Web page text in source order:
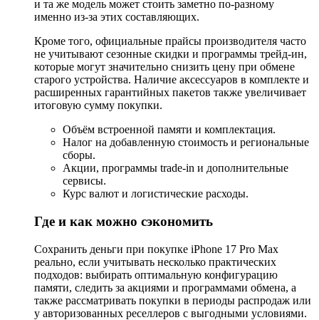
и та же модель может стоить заметно по-разному
именно из-за этих составляющих.
Кроме того, официальные прайсы производителя часто
не учитывают сезонные скидки и программы трейд-ин,
которые могут значительно снизить цену при обмене
старого устройства. Наличие аксессуаров в комплекте и
расширенных гарантийных пакетов также увеличивает
итоговую сумму покупки.
Объём встроенной памяти и комплектация.
Налог на добавленную стоимость и региональные
сборы.
Акции, программы trade-in и дополнительные
сервисы.
Курс валют и логистические расходы.
Где и как можно сэкономить
Сохранить деньги при покупке iPhone 17 Pro Max
реально, если учитывать несколько практических
подходов: выбирать оптимальную конфигурацию
памяти, следить за акциями и программами обмена, а
также рассматривать покупки в периоды распродаж или
у авторизованных реселлеров с выгодными условиями.